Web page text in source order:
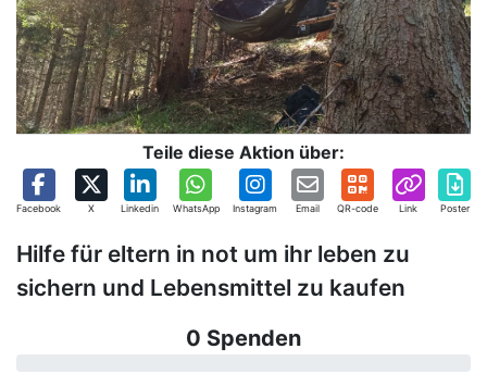
Teile diese Aktion über:
Facebook X Linkedin WhatsApp Instagram Email QR-code Link Poster
Hilfe für eltern in not um ihr leben zu
sichern und Lebensmittel zu kaufen
0 Spenden